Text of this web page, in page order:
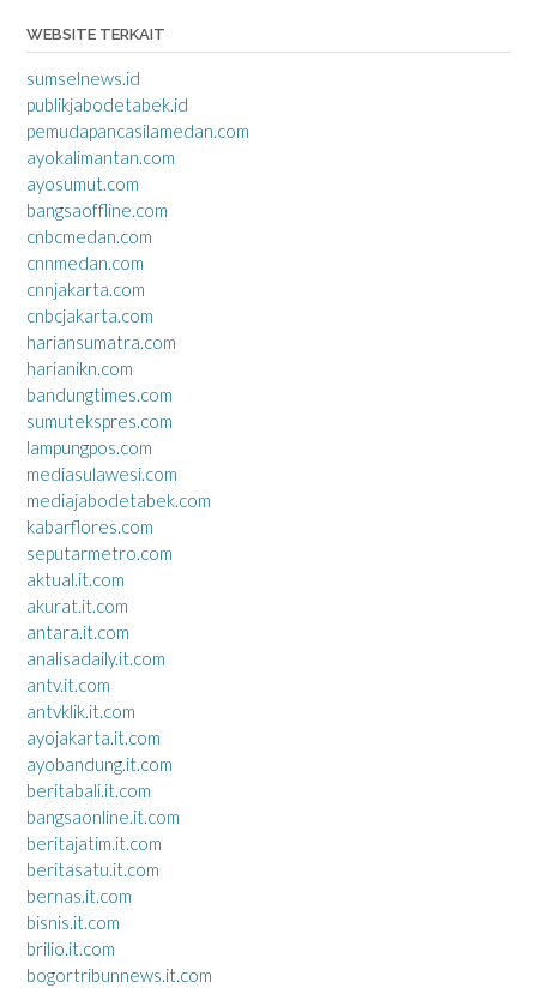
WEBSITE TERKAIT
sumselnews.id
publikjabodetabek.id
pemudapancasilamedan.com
ayokalimantan.com
ayosumut.com
bangsaoffline.com
cnbcmedan.com
cnnmedan.com
cnnjakarta.com
cnbcjakarta.com
hariansumatra.com
harianikn.com
bandungtimes.com
sumutekspres.com
lampungpos.com
mediasulawesi.com
mediajabodetabek.com
kabarflores.com
seputarmetro.com
aktual.it.com
akurat.it.com
antara.it.com
analisadaily.it.com
antv.it.com
antvklik.it.com
ayojakarta.it.com
ayobandung.it.com
beritabali.it.com
bangsaonline.it.com
beritajatim.it.com
beritasatu.it.com
bernas.it.com
bisnis.it.com
brilio.it.com
bogortribunnews.it.com